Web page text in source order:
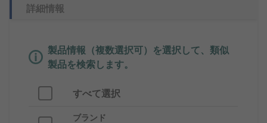
詳細情報
製品情報（複数選択可）を選択して、類似
製品を検索します。
すべて選択
ブランド